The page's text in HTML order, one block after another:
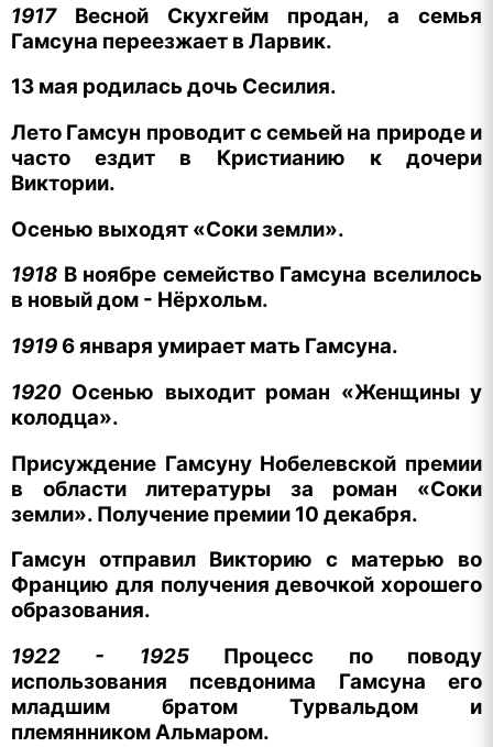
1917 Весной Скухгейм продан, а семья
Гамсуна переезжает в Ларвик.
13 мая родилась дочь Сесилия.
Лето Гамсун проводит с семьей на природе и
часто ездит в Кристианию к дочери
Виктории.
Осенью выходят «Соки земли».
1918 В ноябре семейство Гамсуна вселилось
в новый дом - Нёрхольм.
19196 января умирает мать Гамсуна.
1920 Осенью выходит роман «Женщины у
колодца».
Присуждение Гамсуну Нобелевской премии
в области литературы за роман «Соки
земли». Получение премии 10 декабря.
Гамсун отправил Викторию с матерью во
Францию для получения девочкой хорошего
образования.
1922 - 1925Процесс по поводу
использования псевдонима Гамсуна его
младшим братом Турвальдом и
племянником Альмаром.